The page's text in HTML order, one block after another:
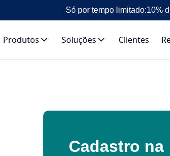
Só por tempo limitado:10%
Produtos Soluções Clientes
Cadastro na